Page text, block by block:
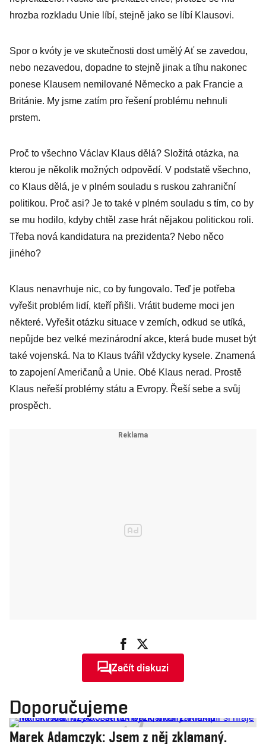
hrozba rozkladu Unie líbí, stejně jako se líbí Klausovi.
Spor o kvóty je ve skutečnosti dost umělý Ať se zavedou,
nebo nezavedou, dopadne to stejně jinak a tíhu nakonec
ponese Klausem nemilované Německo a pak Francie a
Británie. My jsme zatím pro řešení problému nehnuli
prstem.
Proč to všechno Václav Klaus dělá? Složitá otázka, na
kterou je několik možných odpovědí. V podstatě všechno,
co Klaus dělá, je v plném souladu s ruskou zahraniční
politikou. Proč asi? Je to také v plném souladu s tím, co by
se mu hodilo, kdyby chtěl zase hrát nějakou politickou roli.
Třeba nová kandidatura na prezidenta? Nebo něco
jiného?
Klaus nenavrhuje nic, co by fungovalo. Teď je potřeba
vyřešit problém lidí, kteří přišli. Vrátit budeme moci jen
některé. Vyřešit otázku situace v zemích, odkud se utíká,
nepůjde bez velké mezinárodní akce, která bude muset být
také vojenská. Na to Klaus tvářil vždycky kysele. Znamená
to zapojení Američanů a Unie. Obé Klaus nerad. Prostě
Klaus neřeší problémy státu a Evropy. Řeší sebe a svůj
prospěch.
Začít diskuzi
Doporučujeme
Marek Adamczyk: Jsem z něj zklamaný.